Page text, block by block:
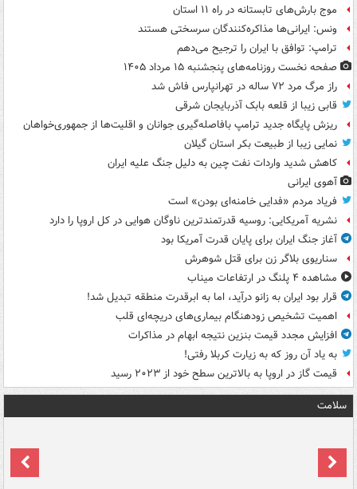
موج بارش‌های تابستانه در راه ۱۱ استان
ونس: ایرانی‌ها مذاکره‌کنندگان سرسختی هستند
ترامپ: توافق با ایران را ترجیح می‌دهم
صفحه نخست روزنامه‌های پنجشنبه ۱۵ مرداد ۱۴۰۵
راز مرگ مرد ۷۲ ساله در تهرانپارس فاش شد
قابی زیبا از قلعه بابک آذربایجان شرقی
ریزش پایگاه جدید ترامپ بافاصله‌گیری جوانان و اقلیت‌ها از جمهوری‌خواهان
نمایی زیبا از طبیعت بکر استان گیلان
کاهش شدید واردات نفت چین به دلیل جنگ علیه ایران
آهوی ایرانی
فریاد مردم «فدایی خامنه‌ای بودن» است
نشریه آمریکایی: روسیه قدرتمندترین ناوگان هوایی در کل اروپا را دارد
آغاز جنگ ایران برای پایان قدرت آمریکا بود
سناریوی بلاگر زن برای قتل شوهرش
مشاهده ۴ پلنگ در ارتفاعات میناب
قرار بود ایران به زانو درآید، اما به ابرقدرت منطقه تبدیل شد!
اهمیت تشخیص زودهنگام بیماری‌های دریچه‌ای قلب
افزایش مجدد قیمت بنزین نتیجه ابهام در مذاکرات
به یاد آن روز که به زیارت کربلا رفتی!
قیمت گاز در اروپا به بالاترین سطح خود از ۲۰۲۳ رسید
سلامت